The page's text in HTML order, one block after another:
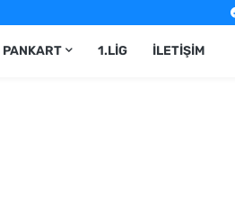
PANKART 1.LIG İLETIŞIM